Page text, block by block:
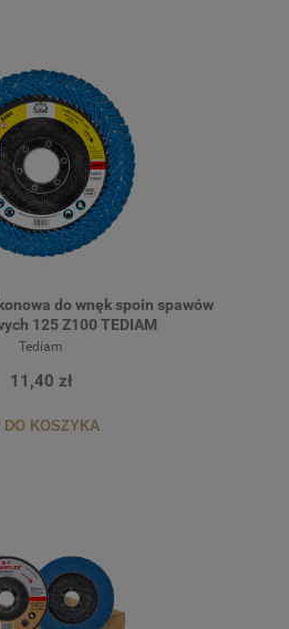
do wnęk spoin spawów
125 Z100 TEDIAM
Tediam
11,40 zł
DO KOSZYKA